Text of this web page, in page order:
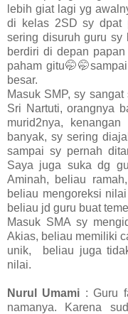
lebih giat lagi yg
di kelas 2SD sy dpat
sering disuruh guru
berdiri di depan
paham
besar.
Masuk SMP, sy
Sri Nartuti, orangnya
murid2nya,
banyak, sy sering
sampai sy pernah
Saya juga suka dg
Aminah, beliau
beliau mengoreksi
beliau jd guru buat
Masuk SMA sy
Akias, beliau memiliki
unik, beliau juga
nilai.
Nurul Umami : Guru
namanya. Karena